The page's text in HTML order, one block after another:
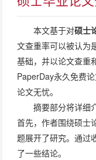
本文基于对硕士
文查重率可以被认为
基础，并以论文查重
PaperDay永久免费
论文无忧。
摘要部分将详细
首先，作者围绕硕士
题展开了研究。通过
了一些结论。